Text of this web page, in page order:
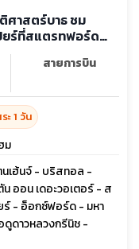
อง
องเรือแม่น้ำเทมส์ เช็ค
ย์เดอะบีทเทิล - สนาม
บ้านเกิดของวิลเลียม
- มหาวิหารเวสต์มินส
บักกิงแฮม - พิพิธภัณฑ์
ธ.ค. 69